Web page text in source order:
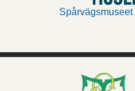
Spårvägsmuseet